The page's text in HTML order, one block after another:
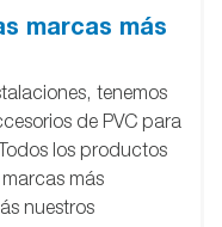
marcas más
tenemos
de PVC para
los productos
más
nuestros